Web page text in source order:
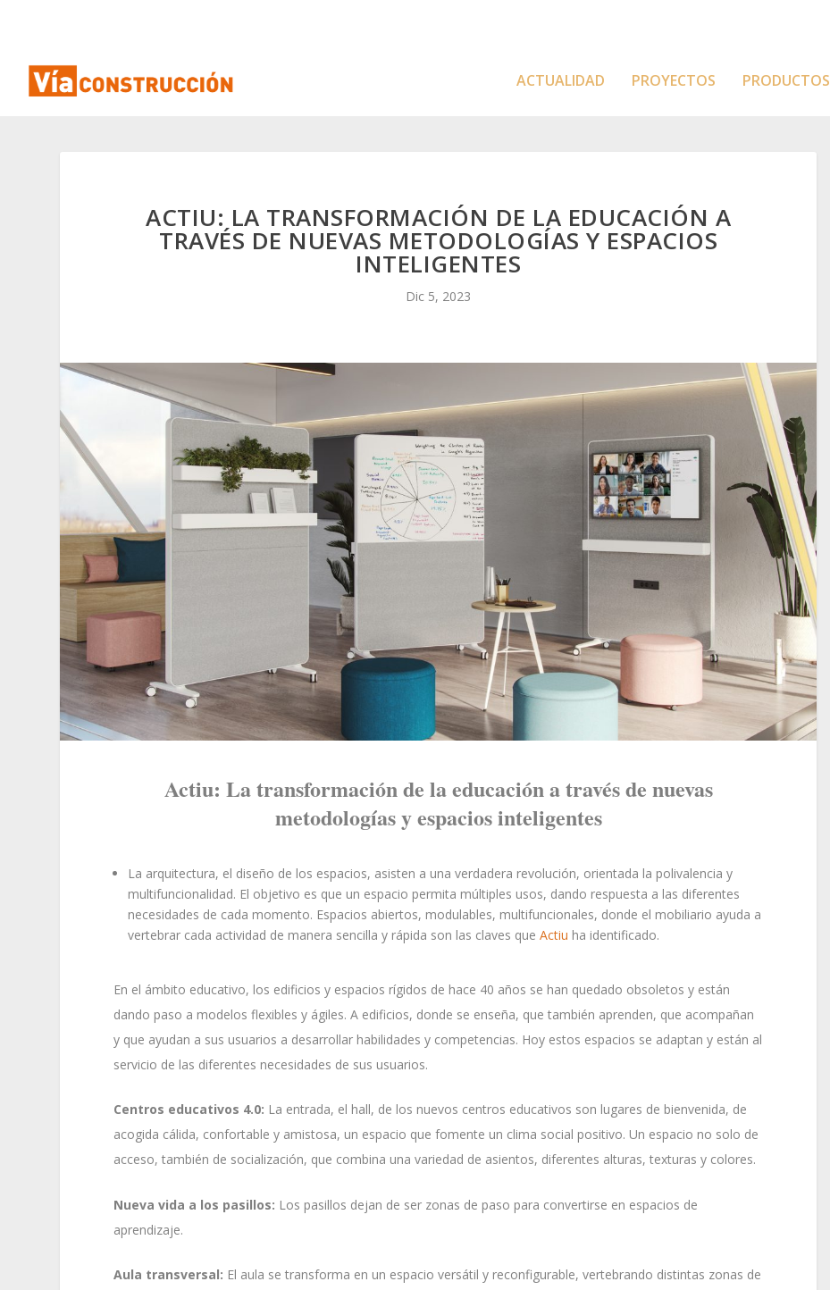
ACTUALIDAD PROYECTOS PRODUCTOS
ACTIU: LA TRANSFORMACIÓN DE LA EDUCACIÓN A
TRAVÉS DE NUEVAS METODOLOGÍAS Y ESPACIOS
INTELIGENTES
Dic 5, 2023
Actiu: La transformación de la educación a través de nuevas
metodologías y espacios inteligentes
La arquitectura, el diseño de los espacios, asisten a una verdadera revolución, orientada la polivalencia y
multifuncionalidad. El objetivo es que un espacio permita múltiples usos, dando respuesta a las diferentes
necesidades de cada momento. Espacios abiertos, modulables, multifuncionales, donde el mobiliario ayuda a
vertebrar cada actividad de manera sencilla y rápida son las claves queActiu ha identificado.
En el ámbito educativo, los edificios y espacios rígidos de hace 40 años se han quedado obsoletos y están
dando paso a modelos flexibles y ágiles. A edificios, donde se enseña, que también aprenden, que acompañan
y que ayudan a sus usuarios a desarrollar habilidades y competencias. Hoy estos espacios se adaptan y están al
servicio de las diferentes necesidades de sus usuarios.
Centros educativos 4.0: La entrada, el hall, de los nuevos centros educativos son lugares de bienvenida, de
acogida cálida, confortable y amistosa, un espacio que fomente un clima social positivo. Un espacio no solo de
acceso, también de socialización, que combina una variedad de asientos, diferentes alturas, texturas y colores.
Nueva vida a los pasillos: Los pasillos dejan de ser zonas de paso para convertirse en espacios de
aprendizaje.
Aula transversal: El aula se transforma en un espacio versátil y reconfigurable, vertebrando distintas zonas de